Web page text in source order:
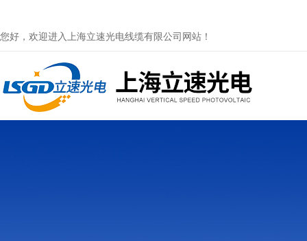
您好，欢迎进入上海立速光电线缆有限公司网站！